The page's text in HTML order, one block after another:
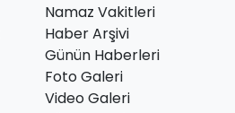
Namaz Vakitleri
Haber Arşivi
Günün Haberleri
Foto Galeri
Video Galeri